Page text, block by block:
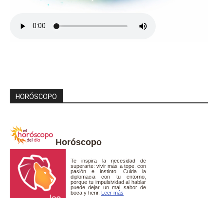
HORÓSCOPO
Horóscopo